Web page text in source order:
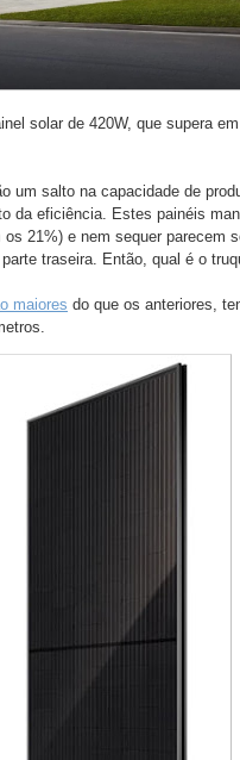
solar de 420W, que supera
um salto na capacidade de
da eficiência. Estes painéis
os 21%) e nem sequer parecem
traseira. Então, qual é o
maiores do que os anteriores,